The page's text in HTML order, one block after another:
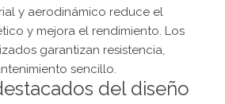
y aerodinámico reduce el
y mejora el rendimiento. Los
garantizan resistencia,
sencillo.
del diseño